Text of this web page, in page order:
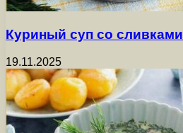
Куриный суп со сливками
19.11.2025